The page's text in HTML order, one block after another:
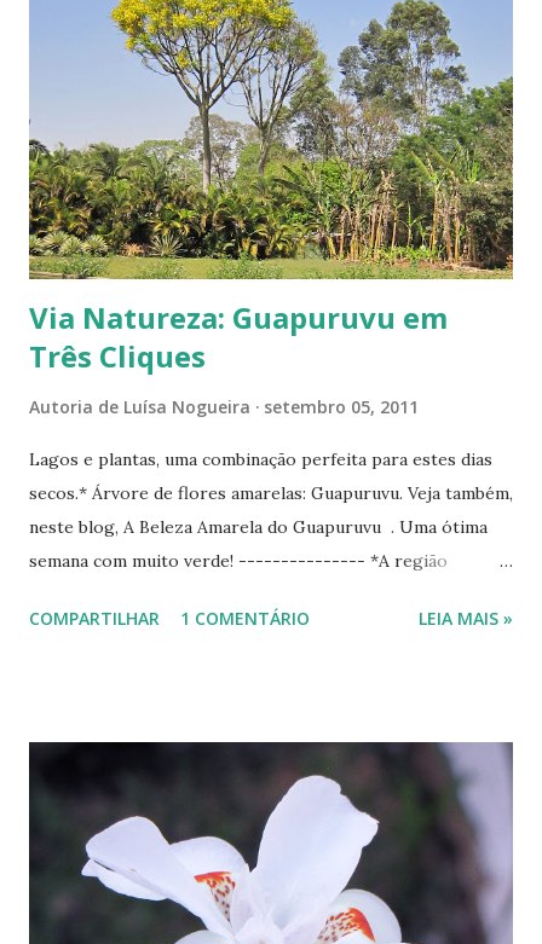
parece viva, até "lágrimas" caem de seus olhos.* Árvore
admirada por Chico Mendes Feita com a madeira de uma
árvore admirada por Chico Mendes, ela nos lembra a luta
em defesa dos seringais, em defesa dos seringueiros, em
defesa da floresta amazônica; luta d e um ativista ambiental
assassinado em 1988. A árvore chora por todas as mazelas
humanas e também pela ausência de Chico Me...
Via Natureza: Guapuruvu em
Três Cliques
Autoria de Luísa Nogueira setembro 05, 2011
Lagos e plantas, uma combinação perfeita para estes dias
secos.* Árvore de flores amarelas: Guapuruvu. Veja também,
neste blog, A Beleza Amarela do Guapuruvu . Uma ótima
semana com muito verde! --------------- *A região
umidade relativa do ar já chegou, em um ou dois dias, a 10%.
pode acudir? ------------------------------------
COMPARTILHAR 1 COMENTÁRIO LEIA MAIS »